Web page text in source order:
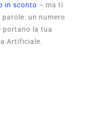
in sconto – ma ti
un numero
portano la tua
Artificiale.